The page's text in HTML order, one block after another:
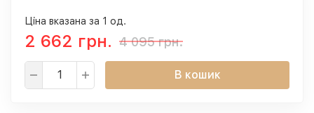
Ціна вказана за 1 од.
2 662 грн. 4 095 грн.
В кошик